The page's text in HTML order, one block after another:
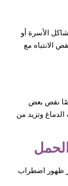
الأسرة أو
الانتباه مع
نقص بعض
الدماغ وتزيد من
ظهور اضطراب